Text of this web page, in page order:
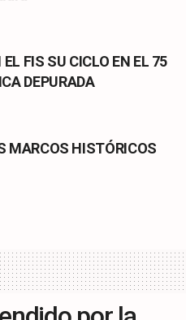
FIS SU CICLO EN EL 75
DEPURADA
MARCOS HISTÓRICOS